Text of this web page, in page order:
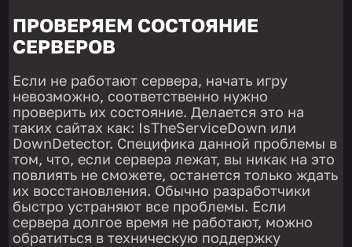
ПРОВЕРЯЕМ СОСТОЯНИЕ
СЕРВЕРОВ
Если не работают сервера, начать игру
невозможно, соответственно нужно
проверить их состояние. Делается это на
таких сайтах как: IsTheServiceDown или
DownDetector. Специфика данной проблемы в
том, что, если сервера лежат, вы никак на это
повлиять не сможете, останется только ждать
их восстановления. Обычно разработчики
быстро устраняют все проблемы. Если
сервера долгое время не работают, можно
обратиться в техническую поддержку